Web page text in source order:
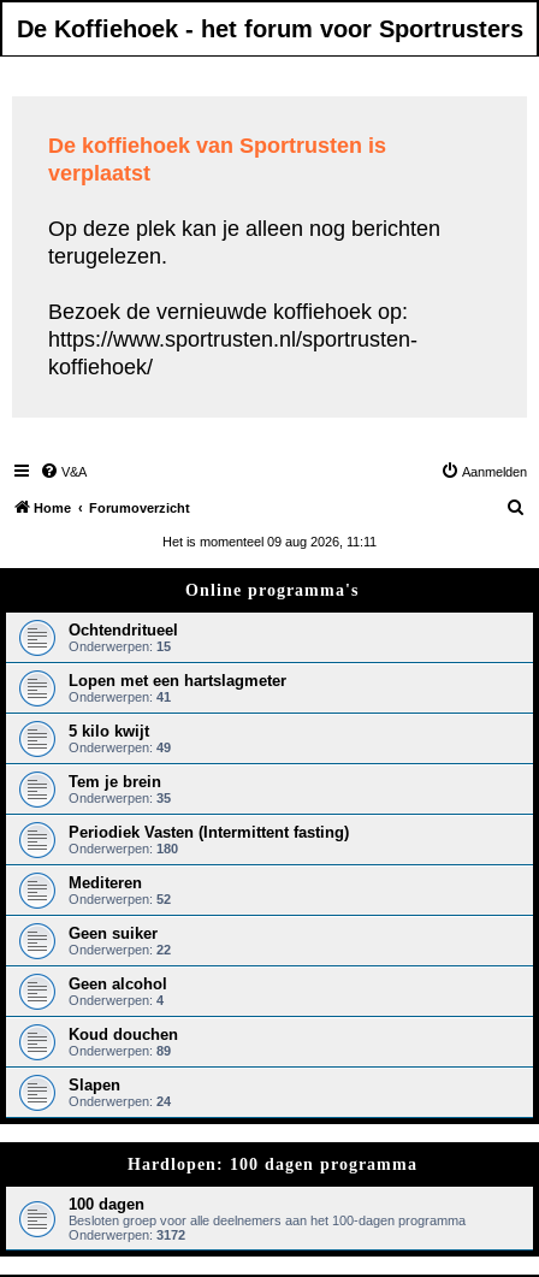
De Koffiehoek - het forum voor Sportrusters
De koffiehoek van Sportrusten is
verplaatst
Op deze plek kan je alleen nog berichten
terugelezen.
Bezoek de vernieuwde koffiehoek op:
https://www.sportrusten.nl/sportrusten-
koffiehoek/
V&A Aanmelden
Home Forumoverzicht
Het is momenteel 09 aug 2026, 11:11
Online programma's
Ochtendritueel
Onderwerpen: 15
Lopen met een hartslagmeter
Onderwerpen: 41
5 kilo kwijt
Onderwerpen: 49
Tem je brein
Onderwerpen: 35
Periodiek Vasten (Intermittent fasting)
Onderwerpen: 180
Mediteren
Onderwerpen: 52
Geen suiker
Onderwerpen: 22
Geen alcohol
Onderwerpen: 4
Koud douchen
Onderwerpen: 89
Slapen
Onderwerpen: 24
Hardlopen: 100 dagen programma
100 dagen
Besloten groep voor alle deelnemers aan het 100-dagen programma
Onderwerpen: 3172